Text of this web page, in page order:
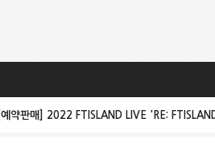
[예약판매] 2022 FTISLAND LIVE 'RE: